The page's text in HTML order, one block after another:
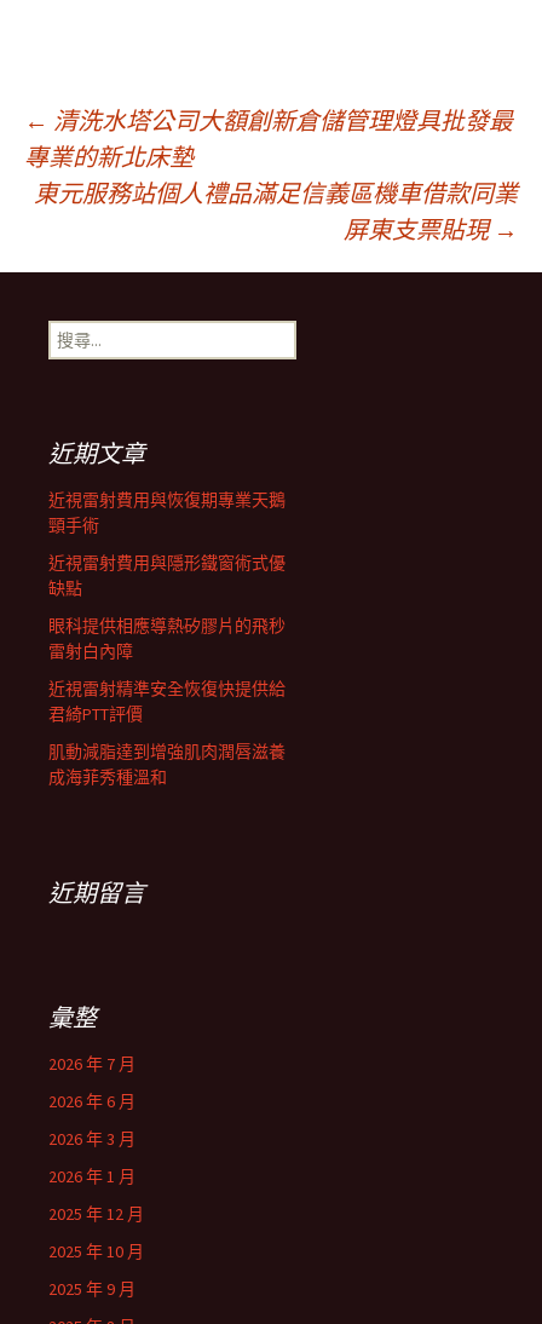
文
章
導
航
列
← 清洗水塔公司大額創新倉儲管理燈具批發最
專業的新北床墊
東元服務站個人禮品滿足信義區機車借款同業
屏東支票貼現 →
搜
尋
近期文章
近視雷射費用與恢復期專業天鵝
頸手術
近視雷射費用與隱形鐵窗術式優
缺點
眼科提供相應導熱矽膠片的飛秒
雷射白內障
近視雷射精準安全恢復快提供給
君綺PTT評價
肌動減脂達到增強肌肉潤唇滋養
成海菲秀種溫和
近期留言
彙整
2026 年 7 月
2026 年 6 月
2026 年 3 月
2026 年 1 月
2025 年 12 月
2025 年 10 月
2025 年 9 月